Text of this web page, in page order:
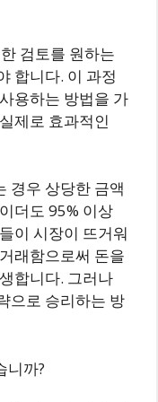
검토를 원하는
합니다. 이 과정
용하는 방법을 가
제로 효과적인
경우 상당한 금액
더도 95% 이상
이 시장이 뜨거워
래함으로써 돈을
합니다. 그러나
으로 승리하는 방
니까?